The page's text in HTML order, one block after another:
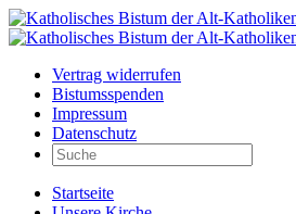
Vertrag widerrufen
Bistumsspenden
Impressum
Datenschutz
Startseite